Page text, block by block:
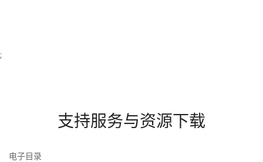
;
支持服务与资源下载
电子目录